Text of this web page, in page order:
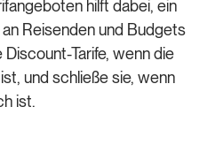
hilft dabei, ein
Reisenden und Budgets
Tarife, wenn die
und schließe sie, wenn
ist.